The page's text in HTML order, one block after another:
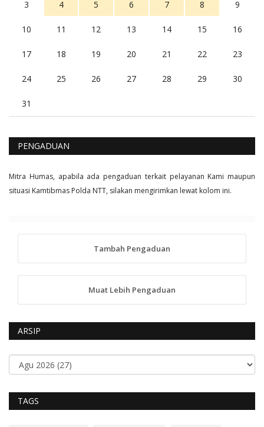
3 4 5 6 7 8 9
10 11 12 13 14 15 16
17 18 19 20 21 22 23
24 25 26 27 28 29 30
31
PENGADUAN
Mitra Humas, apabila ada pengaduan terkait pelayanan Kami maupun
situasi Kamtibmas Polda NTT, silakan mengirimkan lewat kolom ini.
Tambah Pengaduan
Muat Lebih Pengaduan
ARSIP
TAGS